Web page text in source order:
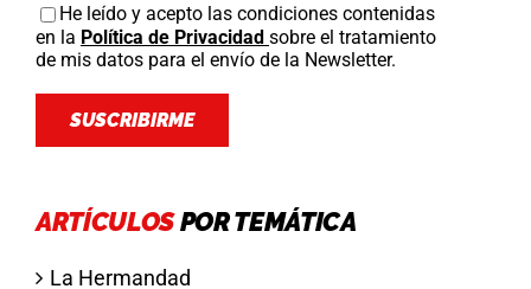
He leído y acepto las condiciones contenidas
en la Política de Privacidad sobre el tratamiento
de mis datos para el envío de la Newsletter.
ARTÍCULOSPOR TEMÁTICA
La Hermandad